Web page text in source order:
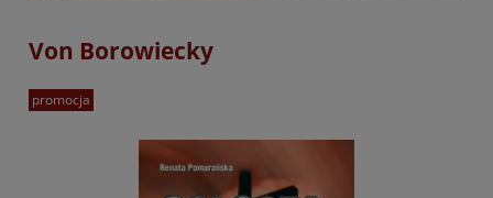
Von Borowiecky
promocja